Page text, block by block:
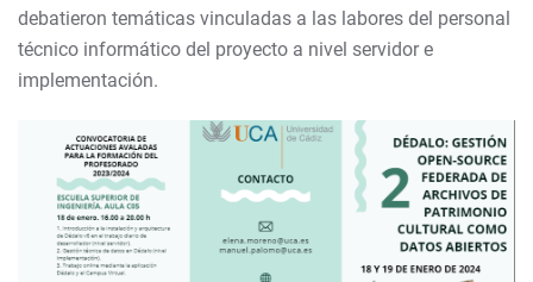
debatieron temáticas vinculadas a las labores del personal
técnico informático del proyecto a nivel servidor e
implementación.